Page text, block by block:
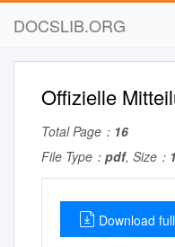
DOCSLIB.ORG
Offizielle
Total Page： 16
File Type： pdf, Size：
Download